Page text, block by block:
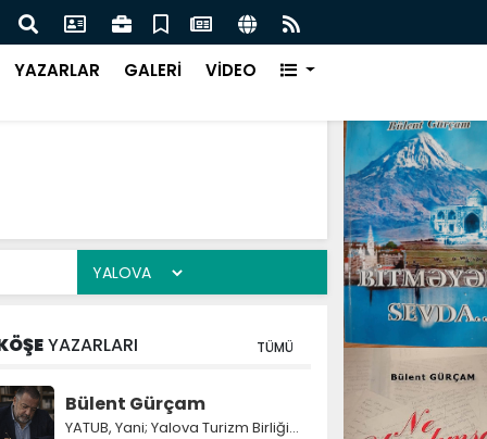
Hiçbir Girişim Başarıya Ulaşamaz !
YAZARLAR GALERİ VİDEO
YAZARLARI TÜMÜ
Bülent Gürçam
YATUB, Yani; Yalova Turizm Birliği...